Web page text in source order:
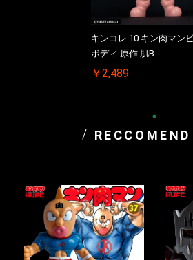
キンコレ 10 キン肉マン
ボディ 原作 肌B
￥2,489
RECCOMEND